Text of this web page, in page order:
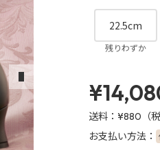
次のスライド
22.5cm
残りわずか
送料： ¥880 （
お支払い方法：